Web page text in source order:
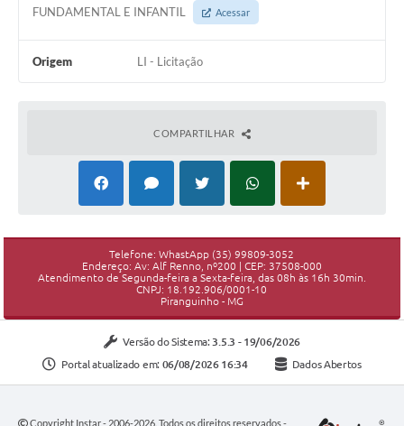
FUNDAMENTAL E INFANTIL
Acessar
Origem LI - Licitação
COMPARTILHAR
Telefone: WhastApp (35) 99809-3052
Endereço: Av: Alf Renno, nº200 | CEP: 37508-000
Atendimento de Segunda-feira a Sexta-feira, das 08h às 16h 30min.
CNPJ: 18.192.906/0001-10
Piranguinho - MG
Versão do Sistema: 3.5.3 - 19/06/2026
Portal atualizado em: 06/08/2026 16:34 Dados Abertos
Copyright Instar - 2006-2026. Todos os direitos reservados -